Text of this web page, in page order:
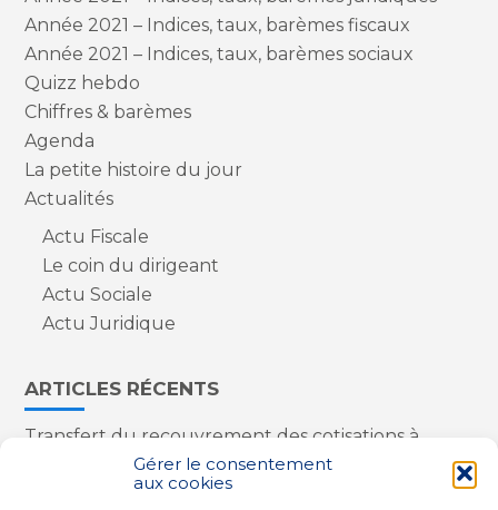
Gérer le consentement
aux cookies
Année 2021 – Indices, taux, barèmes fiscaux
Année 2021 – Indices, taux, barèmes sociaux
Quizz hebdo
Chiffres & barèmes
Agenda
La petite histoire du jour
Actualités
Actu Fiscale
Le coin du dirigeant
Actu Sociale
Actu Juridique
ARTICLES RÉCENTS
Transfert du recouvrement des cotisations à
l’Urssaf : des nouveautés
Appareils reconditionnés : annulation de la